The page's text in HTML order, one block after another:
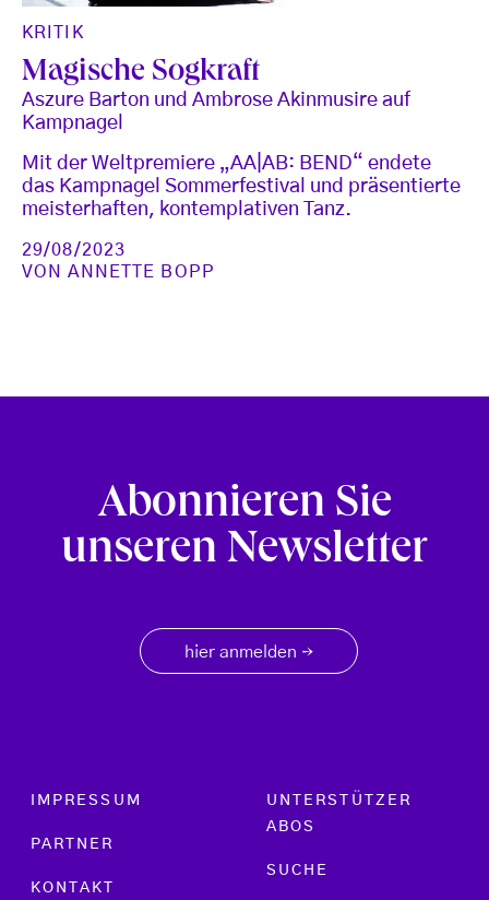
KRITIK
Magische Sogkraft
Aszure Barton und Ambrose Akinmusire auf
Kampnagel
Mit der Weltpremiere „AA|AB: BEND“ endete
das Kampnagel Sommerfestival und präsentierte
meisterhaften, kontemplativen Tanz.
29/08/2023
VONANNETTE BOPP
Abonnieren Sie
unseren Newsletter
hier anmelden →
Footer menu
IMPRESSUM
PARTNER
KONTAKT
UNTERSTÜTZER
ABOS
SUCHE